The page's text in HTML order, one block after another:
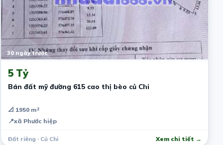
30 ngày trước
5 Tỷ
Bán đất mỹ đường 615 cao thị bèo củ Chi
📐 1950 m²
📍xã Phước hiệp
Đất riêng · Củ Chi Xem chi tiết →